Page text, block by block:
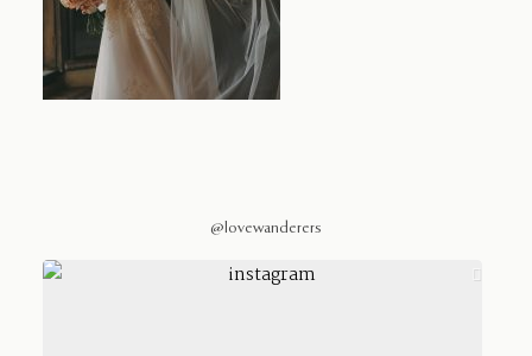
@lovewanderers
Contacto